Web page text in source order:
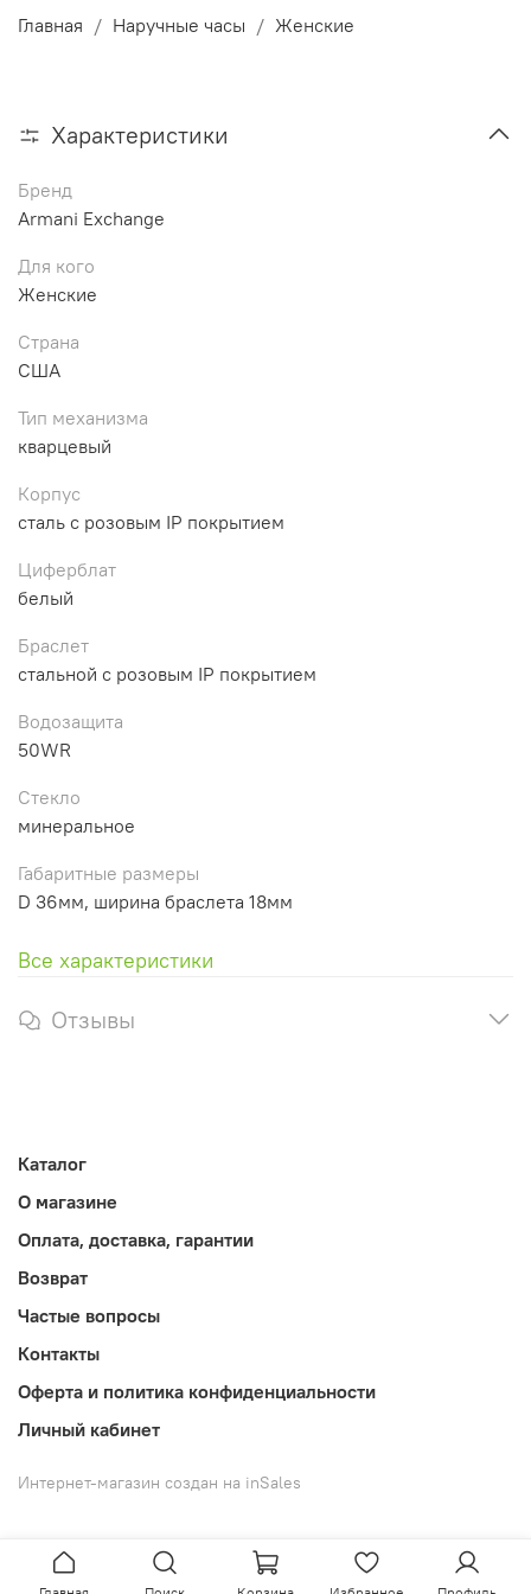
Главная Наручные часы Женские
Характеристики
Бренд
Armani Exchange
Для кого
Женские
Страна
США
Тип механизма
кварцевый
Корпус
сталь с розовым IP покрытием
Циферблат
белый
Браслет
стальной с розовым IP покрытием
Водозащита
50WR
Стекло
минеральное
Габаритные размеры
D 36мм, ширина браслета 18мм
Все характеристики
Отзывы
Каталог
О магазине
Оплата, доставка, гарантии
Возврат
Частые вопросы
Контакты
Оферта и политика конфиденциальности
Личный кабинет
Интернет-магазин создан на inSales